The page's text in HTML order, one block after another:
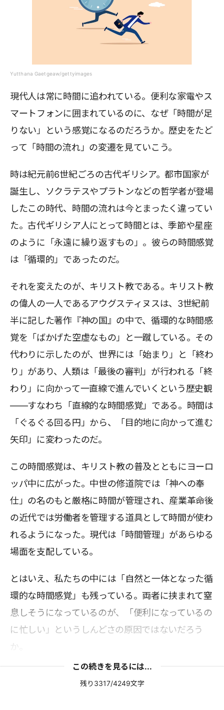
Yutthana Gaetgeaw/gettyimages
現代人は常に時間に追われている。便利な家電やス
マートフォンに囲まれているのに、なぜ「時間が足
りない」という感覚になるのだろうか。歴史をたど
って「時間の流れ」の変遷を見ていこう。
時は紀元前6世紀ごろの古代ギリシア。都市国家が
誕生し、ソクラテスやプラトンなどの哲学者が登場
したこの時代、時間の流れは今とまったく違ってい
た。古代ギリシア人にとって時間とは、季節や星座
のように「永遠に繰り返すもの」。彼らの時間感覚
は「循環的」であったのだ。
それを変えたのが、キリスト教である。キリスト教
の偉人の一人であるアウグスティヌスは、3世紀前
半に記した著作『神の国』の中で、循環的な時間感
覚を「ばかげた空虚なもの」と一蹴している。その
代わりに示したのが、世界には「始まり」と「終わ
り」があり、人類は「最後の審判」が行われる「終
わり」に向かって一直線で進んでいくという歴史観
――すなわち「直線的な時間感覚」である。時間は
「ぐるぐる回る円」から、「目的地に向かって進む
矢印」に変わったのだ。
この時間感覚は、キリスト教の普及とともにヨーロ
ッパ中に広がった。中世の修道院では「神への奉
仕」の名のもと厳格に時間が管理され、産業革命後
の近代では労働者を管理する道具として時間が使わ
れるようになった。現代は「時間管理」があらゆる
場面を支配している。
とはいえ、私たちの中には「自然と一体となった循
環的な時間感覚」も残っている。両者に挟まれて窒
息しそうになっているのが、「便利になっているの
に忙しい」というしんどさの原因ではないだろう
この続きを見るには...
残り3317/4249文字